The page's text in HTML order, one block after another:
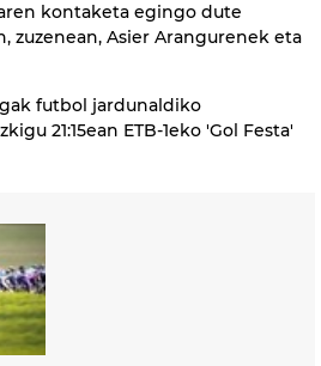
kontaketa egingo dute
zuzenean, Asier Arangurenek eta
futbol jardunaldiko
21:15ean ETB-1eko 'Gol Festa'